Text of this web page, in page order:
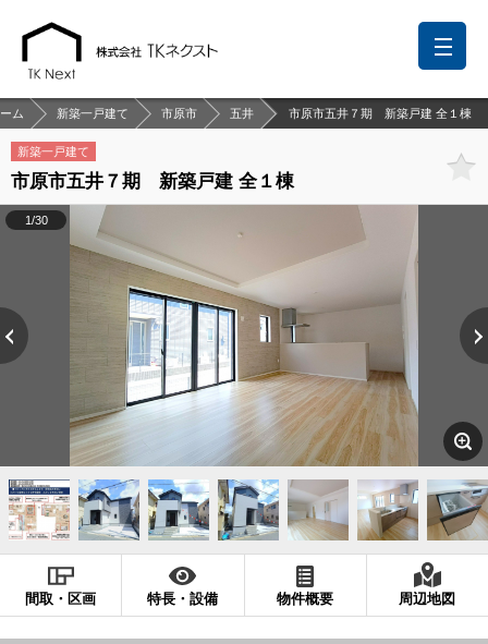
ム 新築一戸建て 市原市 五井 市原市五井７期 新築戸建 全１棟
新築一戸建て
市原市五井７期 新築戸建 全１棟
1/30
間取・区画 特長・設備 物件概要 周辺地図
前回の履歴 検討リスト 保存した検索条件
中国語での対応も可能です
お問い合わせ
営業メールは固くお断りします
お知らせ
千葉本店 松戸支店 成田支店 木更津支店
東京支店
神奈川支店
現地販売会情報
千葉本店 松戸支店 成田支店 木更津支店
東京支店
神奈川支店
沖縄支店